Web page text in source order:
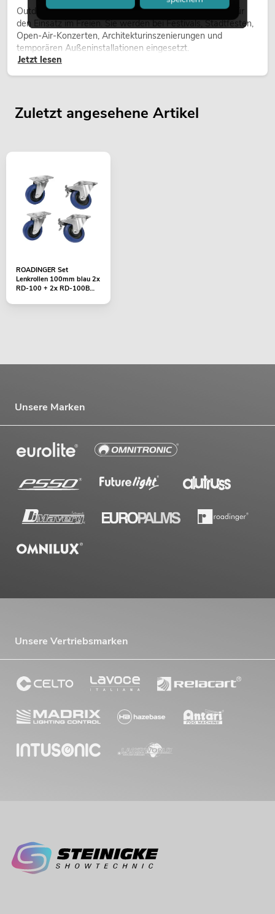
Outdoor Moving-Heads sind bewegliche Scheinwerfer für
den Einsatz im Freien. Sie werden bei Festivals, Stadtfesten,
Open-Air-Konzerten, Architekturinszenierungen und
temporären Außeninstallationen eingesetzt.
Jetzt lesen
Zuletzt angesehene Artikel
ROADINGER Set
Lenkrollen 100mm blau 2x
RD-100 + 2x RD-100B
Unsere Marken
Unsere Vertriebsmarken